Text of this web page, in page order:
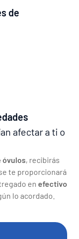
de
afectar a ti o
óvulos, recibirás
te proporcionará
en efectivo
lo acordado.